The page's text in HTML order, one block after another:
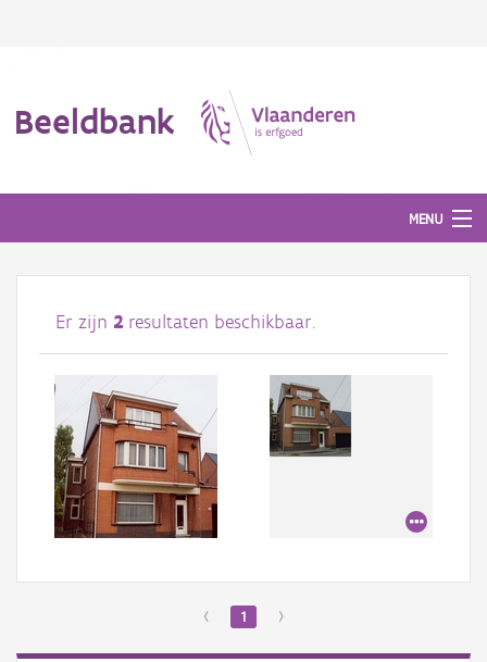
Beeldbank
MENU
Afbeeldingen
#BeeldIndeKijker
Over ons
Aanmelden
Er zijn 2 resultaten beschikbaar.
‹ 1 ›